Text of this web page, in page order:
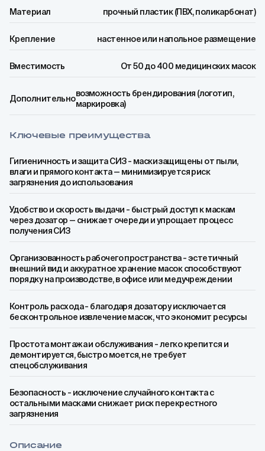
Материал прочный пластик (ПВХ, поликарбонат)
Крепление настенное или напольное размещение
Вместимость От 50 до 400 медицинских масок
Дополнительно
возможность брендирования (логотип,
маркировка)
Ключевые преимущества
Гигиеничность и защита СИЗ - маски защищены от пыли,
влаги и прямого контакта — минимизируется риск
загрязнения до использования
Удобство и скорость выдачи - быстрый доступ к маскам
через дозатор — снижает очереди и упрощает процесс
получения СИЗ
Организованность рабочего пространства - эстетичный
внешний вид и аккуратное хранение масок способствуют
порядку на производстве, в офисе или медучреждении
Контроль расхода - благодаря дозатору исключается
бесконтрольное извлечение масок, что экономит ресурсы
Простота монтажа и обслуживания - легко крепится и
демонтируется, быстро моется, не требует
спецобслуживания
Безопасность - исключение случайного контакта с
остальными масками снижает риск перекрестного
загрязнения
Описание